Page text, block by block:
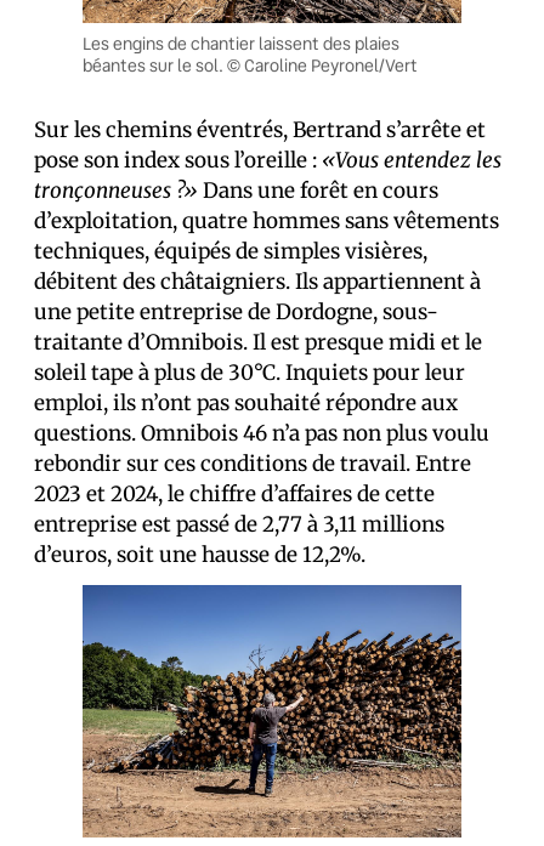
Les engins de chantier laissent des plaies
béantes sur le sol. © Caroline Peyronel/Vert
Sur les chemins éventrés, Bertrand s’arrête et
pose son index sous l’oreille : «Vous entendez les
tronçonneuses ?» Dans une forêt en cours
d’exploitation, quatre hommes sans vêtements
techniques, équipés de simples visières,
débitent des châtaigniers. Ils appartiennent à
une petite entreprise de Dordogne, sous-
traitante d’Omnibois. Il est presque midi et le
soleil tape à plus de 30°C. Inquiets pour leur
emploi, ils n’ont pas souhaité répondre aux
questions. Omnibois 46 n’a pas non plus voulu
rebondir sur ces conditions de travail. Entre
2023 et 2024, le chiffre d’affaires de cette
entreprise est passé de 2,77 à 3,11 millions
d’euros, soit une hausse de 12,2%.